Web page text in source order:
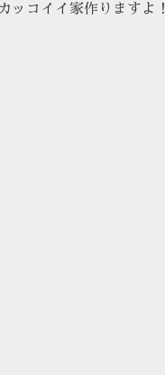
ッコイイ家作りますよ！